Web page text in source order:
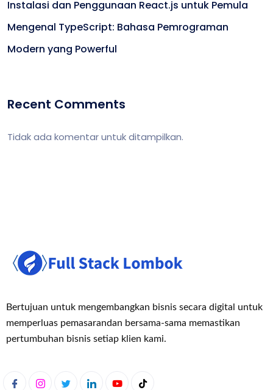
Instalasi dan Penggunaan React.js untuk Pemula
Mengenal TypeScript: Bahasa Pemrograman
Modern yang Powerful
Recent Comments
Tidak ada komentar untuk ditampilkan.
Bertujuan untuk mengembangkan bisnis secara digital untuk
memperluas pemasarandan bersama-sama memastikan
pertumbuhan bisnis setiap klien kami.